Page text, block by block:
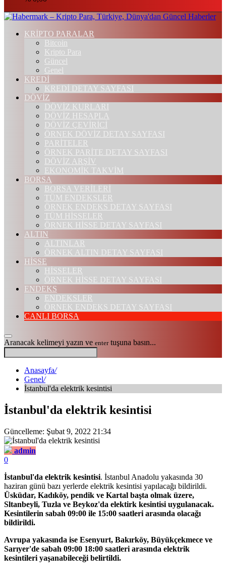
KRİPTO PARALAR
Bitcoin
Kripto Para
Güncel
Genel
KREDİ
KREDİ DETAY SAYFASI
DÖVİZ
DÖVİZ KURLARI
DÖVİZ HESAPLA
DÖVİZ ÇEVİRİCİ
ÖRNEK DÖVİZ DETAY SAYFASI
PARİTELER
ÖRNEK PARİTE DETAY SAYFASI
DÖVİZ ARŞİV
EKONOMİK TAKVİM
BORSA
BORSA VERİLERİ
TÜM ENDEKSLER
ÖRNEK ENDEKS DETAY SAYFASI
TÜM HİSSELER
ÖRNEK HİSSE DETAY SAYFASI
ALTIN
ALTINLAR
ÖRNEK ALTIN DETAY SAYFASI
HİSSE
HİSSELER
ÖRNEK HİSSE DETAY SAYFASI
ENDEKS
ENDEKSLER
ÖRNEK ENDEKS DETAY SAYFASI
CANLI BORSA
Aranacak kelimeyi yazın ve entertuşuna basın...
Anasayfa/
Genel/
İstanbul'da elektrik kesintisi
İstanbul'da elektrik kesintisi
Güncelleme: Şubat 9, 2022 21:34
admin
0
İstanbul'da elektrik kesintisi. İstanbul Anadolu yakasında 30
haziran günü bazı yerlerde elektrik kesintisi yapılacağı bildirildi.
Üsküdar, Kadıköy, pendik ve Kartal başta olmak üzere,
Sltanbeyli, Tuzla ve Beykoz'da elektirk kesintisi uygulanacak.
Kesintilerin sabah 09:00 ile 15:00 saatleri arasında olacağı
bildirildi.
Avrupa yakasında ise Esenyurt, Bakırköy, Büyükçekmece ve
Sarıyer'de sabah 09:00 18:00 saatleri arasında elektrik
kesintileri yaşanabileceği belirtildi.